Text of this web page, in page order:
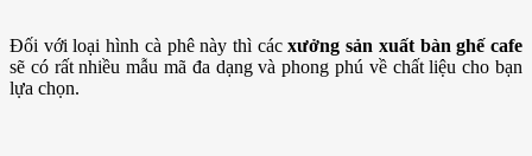
Đối với loại hình cà phê này thì cácxưởng sản xuất bàn ghế cafe
sẽ có rất nhiều mẫu mã đa dạng và phong phú về chất liệu cho bạn
lựa chọn.